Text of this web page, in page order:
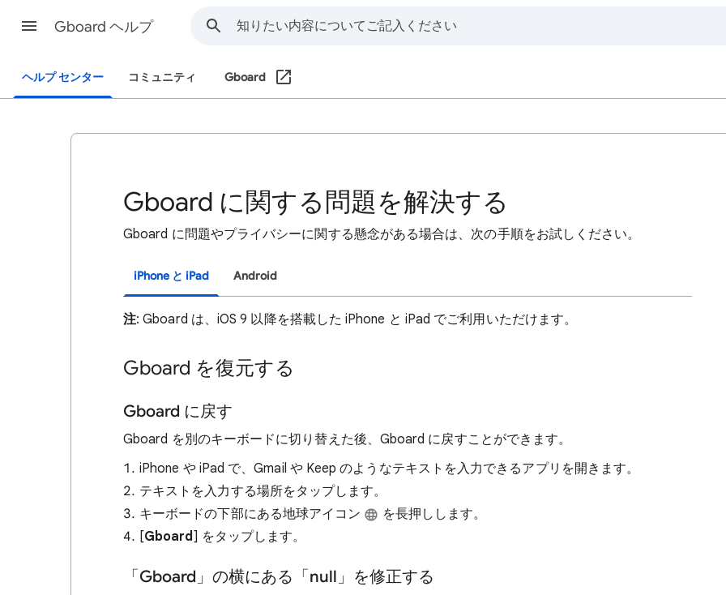
Gboard ヘルプ
ヘルプ センター コミュニティ Gboard
Gboard に関する問題を解決する
Gboard に問題やプライバシーに関する懸念がある場合は、次の手順をお試しください。
iPhone と iPad Android
注: Gboard は、iOS 9 以降を搭載した iPhone と iPad でご利用いただけます。
Gboard を復元する
Gboard に戻す
Gboard を別のキーボードに切り替えた後、Gboard に戻すことができます。
iPhone や iPad で、Gmail や Keep のようなテキストを入力できるアプリを開きます。
テキストを入力する場所をタップします。
キーボードの下部にある地球アイコン
を長押しします。
[Gboard] をタップします。
「Gboard」の横にある「null」を修正する